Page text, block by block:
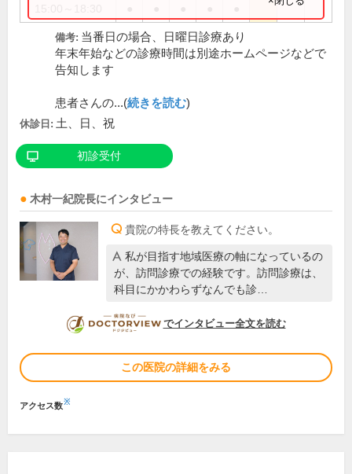
備考: 当番日の場合、日曜日診療あり
年末年始などの診療時間は別途ホームページなどで
告知します
患者さんの...(続きを読む)
休診日: 土、日、祝
初診受付
木村一紀院長にインタビュー
貴院の特長を教えてください。
私が目指す地域医療の軸になっているの
が、訪問診療での経験です。訪問診療は、
科目にかかわらずなんでも診…
DOCTORVIEW
でインタビュー全文を読む
この医院の詳細をみる
アクセス数※